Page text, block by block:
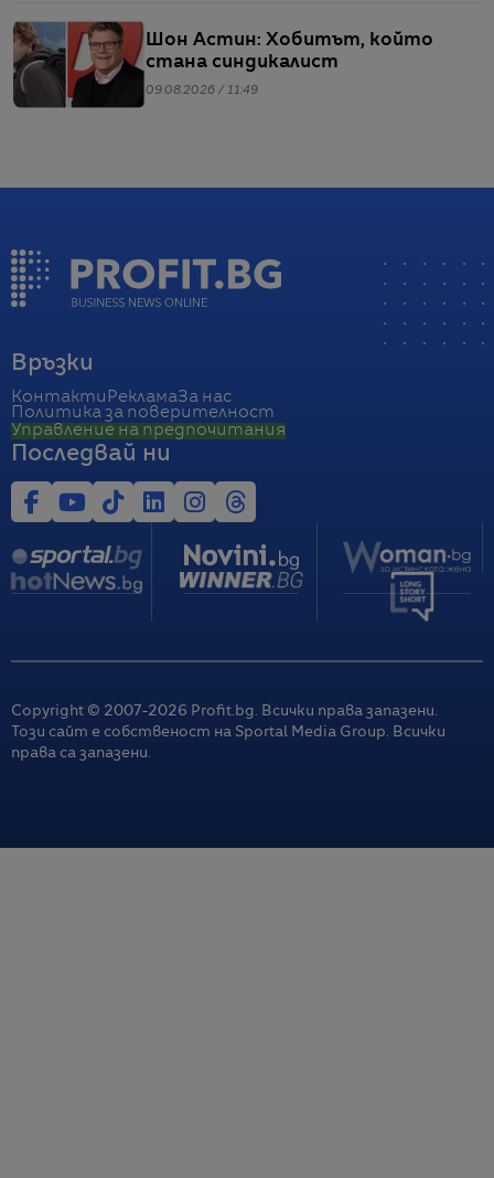
Шон Астин: Хобитът, който
стана синдикалист
09.08.2026 / 11:49
Връзки
Контакти РекламаЗа нас
Политика за поверителност
Управление на предпочитания
Последвай ни
Copyright © 2007-2026 Profit.bg. Всички права запазени.
Този сайт е собственост на Sportal Media Group. Всички
права са запазени.